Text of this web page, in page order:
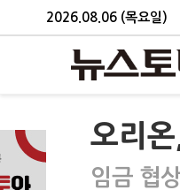
2026.08.06 (목요일)
오리
임금 협